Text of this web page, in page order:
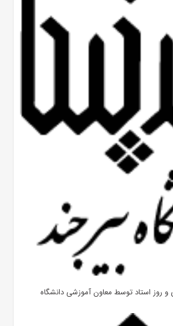
روز استاد توسط معاون آموزشی دانشگاه